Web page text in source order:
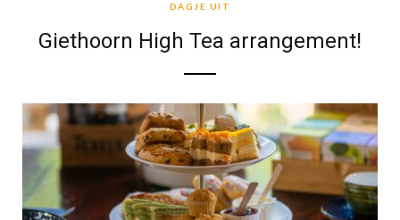
DAGJE UIT
Giethoorn High Tea arrangement!